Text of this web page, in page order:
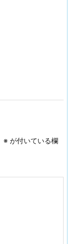
※ が付いている欄